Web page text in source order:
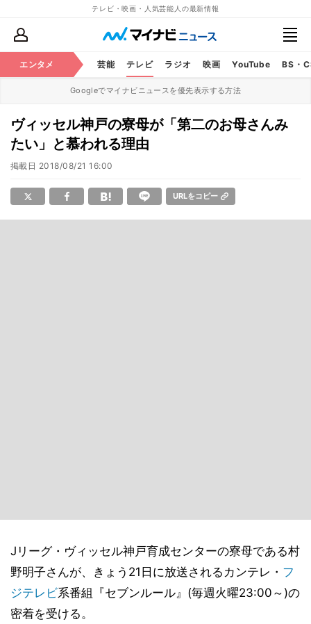
テレビ・映画・人気芸能人の最新情報
エンタメ 芸能 テレビ ラジオ 映画 YouTube BS・
Googleでマイナビニュースを優先表示する方法
ヴィッセル神戸の寮母が「第二のお母さんみ
たい」と慕われる理由
掲載日 2018/08/21 16:00
URLをコピー
Jリーグ・ヴィッセル神戸育成センターの寮母である村
野明子さんが、きょう21日に放送されるカンテレ・ フ
ジテレビ系番組『セブンルール』(毎週火曜23:00～)の
密着を受ける。